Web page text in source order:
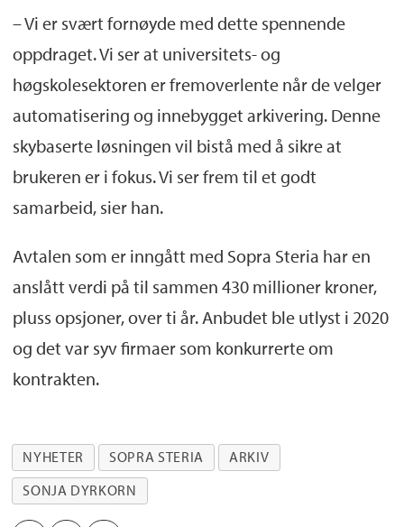
– Vi er svært fornøyde med dette spennende
oppdraget. Vi ser at universitets- og
høgskolesektoren er fremoverlente når de velger
automatisering og innebygget arkivering. Denne
skybaserte løsningen vil bistå med å sikre at
brukeren er i fokus. Vi ser frem til et godt
samarbeid, sier han.
Avtalen som er inngått med Sopra Steria har en
anslått verdi på til sammen 430 millioner kroner,
pluss opsjoner, over ti år. Anbudet ble utlyst i 2020
og det var syv firmaer som konkurrerte om
kontrakten.
NYHETER SOPRA STERIA
ARKIV
SONJA DYRKORN